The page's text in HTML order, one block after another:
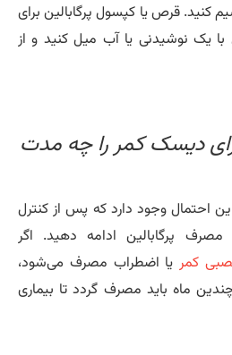
قرص‌ یا کپسول پرگابالین برای
نوشیدنی یا آب میل کنید و از
دیسک کمر را چه مدت
وجود دارد که پس از کنترل
ادامه دهید. اگر
یا اضطراب مصرف می‌شود،
ماه باید مصرف گردد تا بیماری